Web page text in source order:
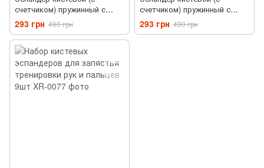
счетчиком) пружинный с
регулируемой нагрузкой
Голубой
293 грн 490 грн
счетчиком) пружинный с
регулируемой нагрузкой
Зеленый
293 грн 490 грн